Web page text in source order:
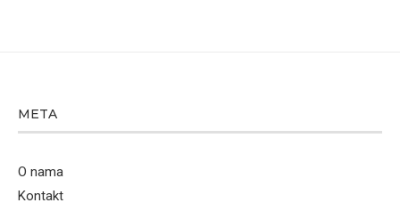
META
O nama
Kontakt